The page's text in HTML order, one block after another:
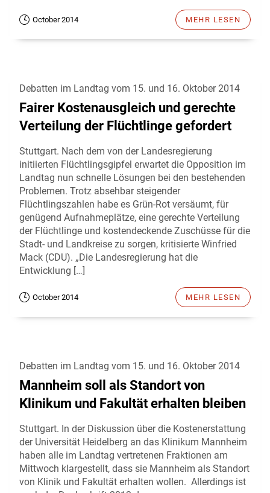
October 2014 MEHR LESEN
Debatten im Landtag vom 15. und 16. Oktober 2014
Fairer Kostenausgleich und gerechte
Verteilung der Flüchtlinge gefordert
Stuttgart. Nach dem von der Landesregierung
initiierten Flüchtlingsgipfel erwartet die Opposition im
Landtag nun schnelle Lösungen bei den bestehenden
Problemen. Trotz absehbar steigender
Flüchtlingszahlen habe es Grün-Rot versäumt, für
genügend Aufnahmeplätze, eine gerechte Verteilung
der Flüchtlinge und kostendeckende Zuschüsse für die
Stadt- und Landkreise zu sorgen, kritisierte Winfried
Mack (CDU). „Die Landesregierung hat die
Entwicklung […]
October 2014 MEHR LESEN
Debatten im Landtag vom 15. und 16. Oktober 2014
Mannheim soll als Standort von
Klinikum und Fakultät erhalten bleiben
Stuttgart. In der Diskussion über die Kostenerstattung
der Universität Heidelberg an das Klinikum Mannheim
haben alle im Landtag vertretenen Fraktionen am
Mittwoch klargestellt, dass sie Mannheim als Standort
von Klinik und Fakultät erhalten wollen. Allerdings ist